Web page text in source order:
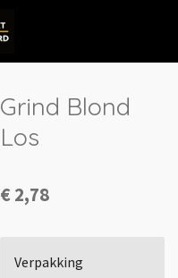
Grind Blond
Los
€ 2,78
Verpakking